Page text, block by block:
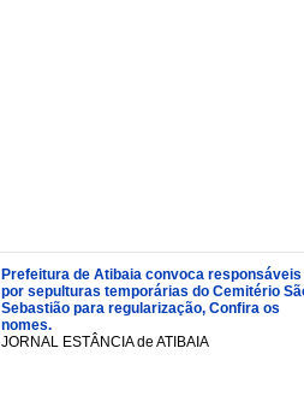
Prefeitura de Atibaia convoca responsáveis
por sepulturas temporárias do Cemitério
Sebastião para regularização, Confira os
nomes.
JORNAL ESTÂNCIA de ATIBAIA